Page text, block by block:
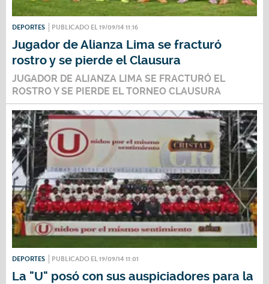
DEPORTES PUBLICADO EL 19/09/14 11:16
Jugador de Alianza Lima se fracturó
rostro y se pierde el Clausura
JUGADOR DE ALIANZA LIMA SE FRACTURÓ EL
ROSTRO Y SE PIERDE EL TORNEO CLAUSURA
DEPORTES PUBLICADO EL 19/09/14 11:01
La "U" posó con sus auspiciadores para la